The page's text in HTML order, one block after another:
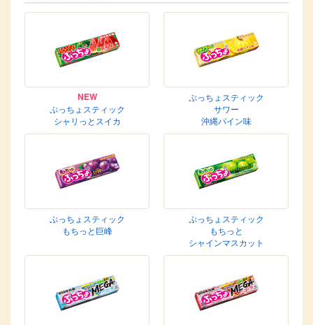
NEW
ぷっちょスティック
シャリっとスイカ
ぷっちょスティック
サワー
沖縄パイン味
ぷっちょスティック
もちっと巨峰
ぷっちょスティック
もちっと
シャインマスカット